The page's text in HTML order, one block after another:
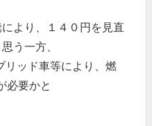
より、１４０円を見直
う一方、
ッド車等により、燃
必要かと